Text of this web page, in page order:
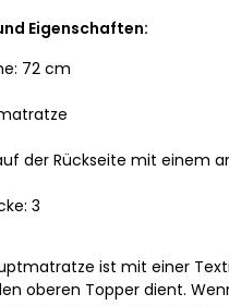
Eigenschaften:
72 cm
der Rückseite mit einem
3
ist mit einer
oberen Topper dient.